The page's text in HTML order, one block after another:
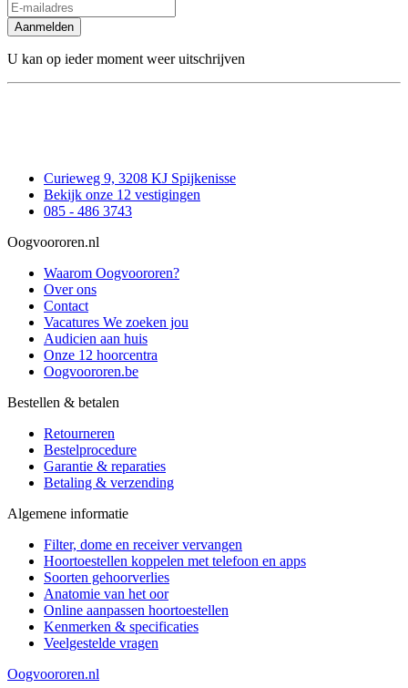
Aanmelden
U kan op ieder moment weer uitschrijven
Curieweg 9, 3208 KJ Spijkenisse
Bekijk onze 12 vestigingen
085 - 486 3743
Oogvoororen.nl
Waarom Oogvoororen?
Over ons
Contact
Vacatures We zoeken jou
Audicien aan huis
Onze 12 hoorcentra
Oogvoororen.be
Bestellen & betalen
Retourneren
Bestelprocedure
Garantie & reparaties
Betaling & verzending
Algemene informatie
Filter, dome en receiver vervangen
Hoortoestellen koppelen met telefoon en apps
Soorten gehoorverlies
Anatomie van het oor
Online aanpassen hoortoestellen
Kenmerken & specificaties
Veelgestelde vragen
Oogvoororen.nl